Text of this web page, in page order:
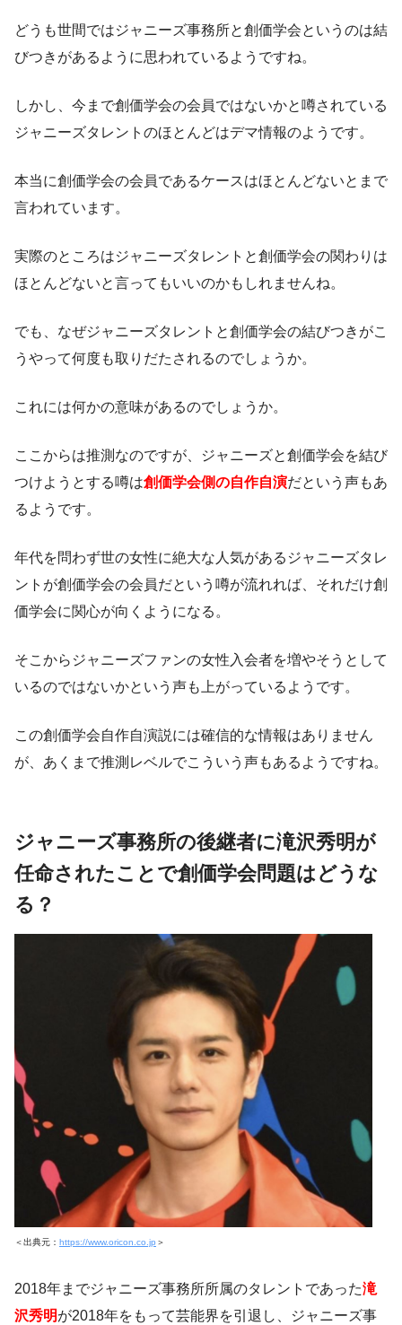
どうも世間ではジャニーズ事務所と創価学会というのは結
びつきがあるように思われているようですね。
しかし、今まで創価学会の会員ではないかと噂されている
ジャニーズタレントのほとんどはデマ情報のようです。
本当に創価学会の会員であるケースはほとんどないとまで
言われています。
実際のところはジャニーズタレントと創価学会の関わりは
ほとんどないと言ってもいいのかもしれませんね。
でも、なぜジャニーズタレントと創価学会の結びつきがこ
うやって何度も取りだたされるのでしょうか。
これには何かの意味があるのでしょうか。
ここからは推測なのですが、ジャニーズと創価学会を結び
つけようとする噂は創価学会側の自作自演だという声もあ
るようです。
年代を問わず世の女性に絶大な人気があるジャニーズタレ
ントが創価学会の会員だという噂が流れれば、それだけ創
価学会に関心が向くようになる。
そこからジャニーズファンの女性入会者を増やそうとして
いるのではないかという声も上がっているようです。
この創価学会自作自演説には確信的な情報はありません
が、あくまで推測レベルでこういう声もあるようですね。
ジャニーズ事務所の後継者に滝沢秀明が
任命されたことで創価学会問題はどうな
る？
＜出典元： https://www.oricon.co.jp ＞
2018年までジャニーズ事務所所属のタレントであった滝
沢秀明が2018年をもって芸能界を引退し、ジャニーズ事